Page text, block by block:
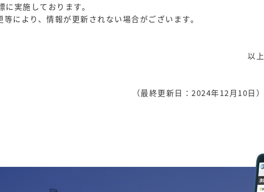
実施しております。
により、情報が更新されない場合がございます。
以上
（最終更新日：2024年12月10日）